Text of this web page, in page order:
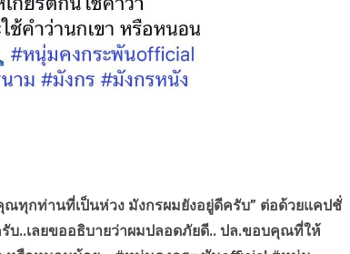
ทุกท่านที่เป็นห่วง มังกรผมยังอยู่ดีครับ” ต่อด้วยแคปชั่
บ..เลยขออธิบายว่าผมปลอดภัยดี.. ปล.ขอบคุณที่ให้